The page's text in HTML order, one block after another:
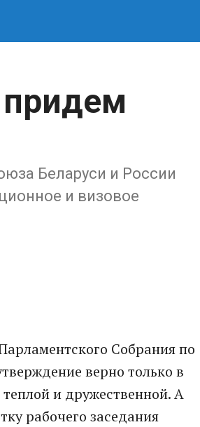
Беларуси и России
и визовое
Собрания по
верно только в
и дружественной. А
рабочего заседания